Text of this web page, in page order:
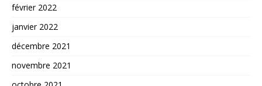
février 2022
janvier 2022
décembre 2021
novembre 2021